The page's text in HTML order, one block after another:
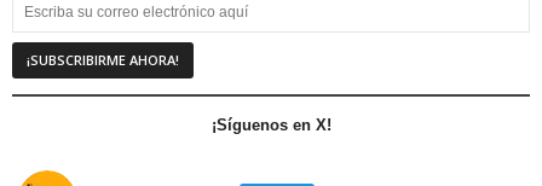
¡Síguenos en X!